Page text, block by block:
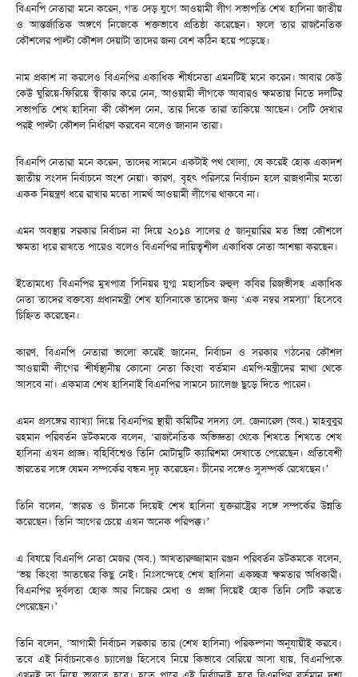
বিএনপি নেতারা মনে করেন, গত দেড় যুগে আওয়ামী লীগ সভাপতি শেখ হাসিনা জাতীয়
ও আন্তর্জাতিক অঙ্গণে নিজেকে শক্তভাবে প্রতিষ্ঠা করেছেন। ফলে তার রাজনৈতিক
কৌশলের পাল্টা কৌশল দেয়াটা তাদের জন্য বেশ কঠিন হয়ে পড়েছে।
নাম প্রকাশ না করলেও বিএনপির একাধিক শীর্ষনেতা এমনটিই মনে করেন। আবার কেউ
কেউ ঘুরিয়ে-ফিরিয়ে স্বীকার করে নেন, আওয়ামী লীগকে আবারও ক্ষমতায় নিতে দলটির
সভাপতি শেখ হাসিনা কী কৌশল নেন, তার দিকে তারা তাকিয়ে আছেন। সেটি দেখার
পরই পাল্টা কৌশল নির্ধারণ করবেন বলেও জানান তারা।
বিএনপি নেতারা মনে করেন, তাদের সামনে একটাই পথ খোলা, যে করেই হোক একাদশ
জাতীয় সংসদ নির্বাচনে অংশ নেয়া। কারণ, বৃহৎ পরিসরে নির্বাচন হলে রাজধানীর মতো
একক নিয়ন্ত্রণ ধরে রাখার মতো সামর্থ আওয়ামী লীগের থাকবে না।
এমন অবস্থায় সরকার নির্বাচন না দিয়ে ২০১৪ সালের ৫ জানুয়ারির মত ভিন্ন কৌশলে
ক্ষমতা ধরে রাখতে পারেও বলেও বিএনপির দায়িত্বশীল একাধিক নেতা আশঙ্কা করছেন।
ইতোমধ্যে বিএনপির মুখপাত্র সিনিয়র যুগ্ম মহাসচিব রুহুল কবির রিজভীসহ একাধিক
নেতা তাদের বক্তব্যে প্রধানমন্ত্রী শেখ হাসিনাকে তাদের জন্য ‘এক নম্বর সমস্যা’ হিসেবে
চিহ্নিত করেছেন।
কারণ, বিএনপি নেতারা ভালো করেই জানেন, নির্বাচন ও সরকার গঠনের কৌশল
আওয়ামী লীগের শীর্ষস্থানীয় কোনো নেতা কিংবা বর্তমান এমপি-মন্ত্রীদের মাথা থেকে
আসবে না। একমাত্র শেখ হাসিনাই বিএনপির সামনে চ্যালেঞ্জ ছুড়ে দিতে পারেন।
এমন প্রসঙ্গের ব্যাখ্যা দিয়ে বিএনপির স্থায়ী কমিটির সদস্য লে. জেনারেল (অব.) মাহবুবুর
রহমান পরিবর্তন ডটকমকে বলেন, ‘রাজনৈতিক অভিজ্ঞতা থেকে শিখতে শিখতে শেখ
হাসিনা এখন প্রাজ্ঞ। বহির্বিশ্বেও তিনি মোটামুটি ক্যারিশমা দেখাতে পেরেছেন। প্রতিবেশী
ভারতের সঙ্গে যেমন সম্পর্কের বন্ধন দৃঢ় করেছেন। চীনের সঙ্গেও সুসম্পর্ক রেখেছেন।’
তিনি বলেন, ‘ভারত ও চীনকে দিয়েই শেখ হাসিনা যুক্তরাষ্ট্রের সঙ্গে সম্পর্কের উন্নতি
করেছেন। তিনি আগের চেয়ে এখন অনেক পরিপক্ক।’
এ বিষয়ে বিএনপি নেতা মেজর (অব.) আখতারুজ্জামান রঞ্জন পরিবর্তন ডটকমকে বলেন,
‘ভয় কিংবা আতঙ্কের কিছু নেই। নিঃসন্দেহে শেখ হাসিনা একচ্ছত্র ক্ষমতার অধিকারী।
বিএনপির দুর্বলতা হোক আর নিজের মেধা ও প্রজ্ঞা দিয়েই হোক তিনি সেটি করতে
পেরেছেন।’
তিনি বলেন, ‘আগামী নির্বাচন সরকার তার (শেখ হাসিনা) পরিকল্পনা অনুযায়ীই করবে।
তবে এই নির্বাচনকেও চ্যালেঞ্জ হিসেবে নিয়ে কিভাবে বেরিয়ে আসা যায়, বিএনপিকে